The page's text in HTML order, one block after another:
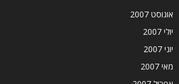
אוגוסט 2007
יולי 2007
יוני 2007
מאי 2007